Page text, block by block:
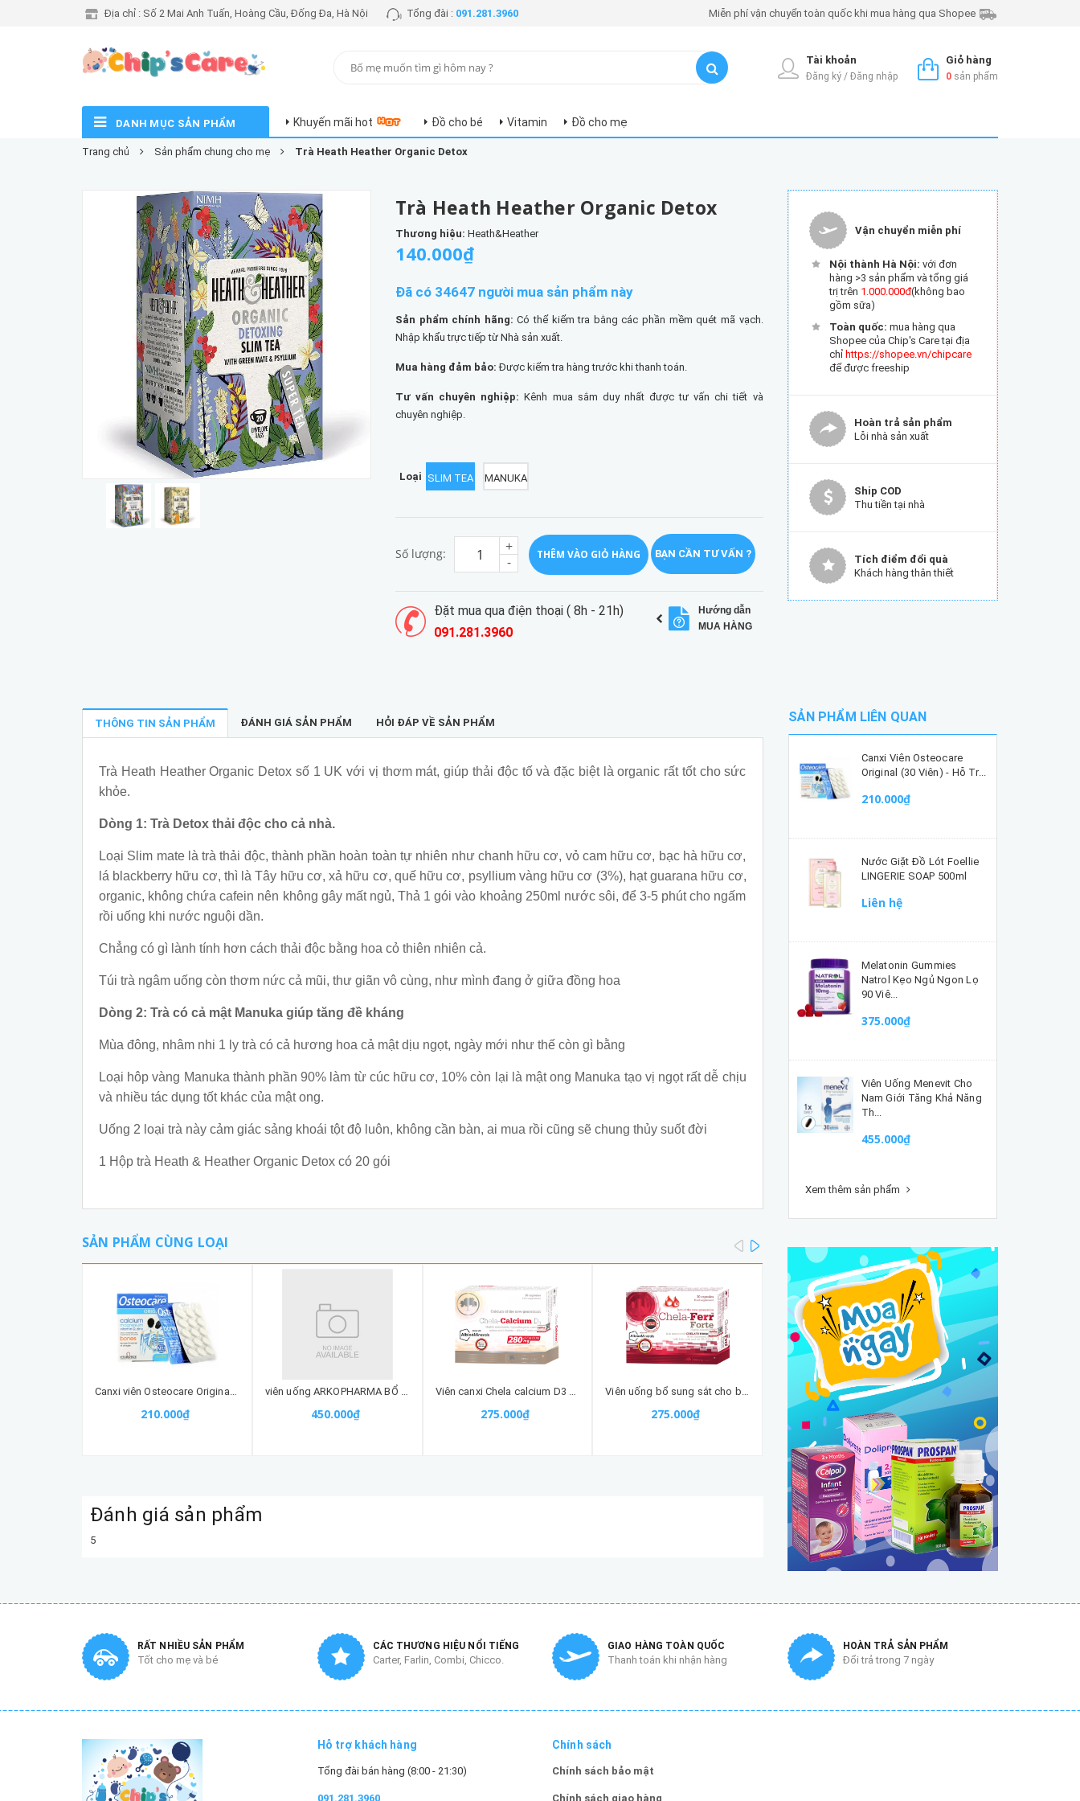
Địa chỉ : Số 2 Mai Anh Tuấn, Hoàng Cầu, Đống Đa, Hà Nội Tổng đài : 091.281.3960 Miễn phí vận chuyển toàn quốc khi mua hàng qua Shopee
Giỏ hàng
0 sản phẩm
Tài khoản
Đăng ký / Đăng nhập
DANH MỤC SẢN PHẨM Khuyến mãi hot Đồ cho bé Vitamin Đồ cho mẹ
Trang chủ Sản phẩm chung cho mẹ Trà Heath Heather Organic Detox
Trà Heath Heather Organic Detox
Thương hiệu: Heath&Heather
140.000₫
Đã có 34647 người mua sản phẩm này
Sản phẩm chính hãng: Có thể kiểm tra bằng các phần mềm quét mã vạch.
Nhập khẩu trực tiếp từ Nhà sản xuất.
Mua hàng đảm bảo: Được kiểm tra hàng trước khi thanh toán.
Tư vấn chuyên nghiệp: Kênh mua sắm duy nhất được tư vấn chi tiết và
chuyên nghiệp.
Loại SLIM TEA MANUKA
Số lượng: -
+ THÊM VÀO GIỎ HÀNG BẠN CẦN TƯ VẤN ?
Đặt mua qua điện thoại ( 8h - 21h)
091.281.3960
Hướng dẫn
MUA HÀNG
Vận chuyển miễn phí
Nội thành Hà Nội: với đơn
hàng >3 sản phẩm và tổng giá
trị trên 1.000.000đ(không bao
gồm sữa)
Toàn quốc: mua hàng qua
Shopee của Chip's Care tại địa
chỉ https://shopee.vn/chipcare
để được freeship
Hoàn trả sản phẩm
Lỗi nhà sản xuất
Ship COD
Thu tiền tại nhà
Tích điểm đổi quà
Khách hàng thân thiết
THÔNG TIN SẢN PHẨM ĐÁNH GIÁ SẢN PHẨM HỎI ĐÁP VỀ SẢN PHẨM
Trà Heath Heather Organic Detox số 1 UK với vị thơm mát, giúp thải độc tố và đặc biệt là organic rất tốt cho sức
khỏe.
Dòng 1: Trà Detox thải độc cho cả nhà.
Loại Slim mate là trà thải độc, thành phần hoàn toàn tự nhiên như chanh hữu cơ, vỏ cam hữu cơ, bạc hà hữu cơ,
lá blackberry hữu cơ, thì là Tây hữu cơ, xả hữu cơ, quế hữu cơ, psyllium vàng hữu cơ (3%), hạt guarana hữu cơ,
organic, không chứa cafein nên không gây mất ngủ, Thả 1 gói vào khoảng 250ml nước sôi, để 3-5 phút cho ngấm
rồi uống khi nước nguội dần.
Chẳng có gì lành tính hơn cách thải độc bằng hoa cỏ thiên nhiên cả.
Túi trà ngâm uống còn thơm nức cả mũi, thư giãn vô cùng, như mình đang ở giữa đồng hoa
Dòng 2: Trà có cả mật Manuka giúp tăng đề kháng
Mùa đông, nhâm nhi 1 ly trà có cả hương hoa cả mật dịu ngọt, ngày mới như thế còn gì bằng
Loại hôp vàng Manuka thành phần 90% làm từ cúc hữu cơ, 10% còn lại là mật ong Manuka tạo vị ngọt rất dễ chịu
và nhiều tác dụng tốt khác của mật ong.
Uống 2 loại trà này cảm giác sảng khoái tột độ luôn, không cần bàn, ai mua rồi cũng sẽ chung thủy suốt đời
1 Hộp trà Heath & Heather Organic Detox có 20 gói
SẢN PHẨM CÙNG LOẠI
210.000₫ 450.000₫ 275.000₫ 275.000₫
Men vi sinh NeuBiotic Bifido & Fibre NEUBRIA Men Táo Bón dạng bột của Anh cho người từ 1 tuổi trở lên
425.000₫
prev
Đánh giá sản phẩm
5
SẢN PHẨM LIÊN QUAN
Canxi Viên Osteocare
Original (30 Viên) - Hỗ Tr...
210.000₫
Nước Giặt Đồ Lót Foellie
LINGERIE SOAP 500ml
Liên hệ
Melatonin Gummies
Natrol Kẹo Ngủ Ngon Lọ
90 Viê...
375.000₫
Viên Uống Menevit Cho
Nam Giới Tăng Khả Năng
Th...
455.000₫
Xem thêm sản phẩm
RẤT NHIỀU SẢN PHẨM
Tốt cho mẹ và bé
CÁC THƯƠNG HIỆU NỔI TIẾNG
Carter, Farlin, Combi, Chicco.
GIAO HÀNG TOÀN QUỐC
Thanh toán khi nhận hàng
HOÀN TRẢ SẢN PHẨM
Đổi trả trong 7 ngày
Hỗ trợ khách hàng
Tổng đài bán hàng (8:00 - 21:30)
091.281.3960
Chính sách
Chính sách bảo mật
Chính sách giao hàng